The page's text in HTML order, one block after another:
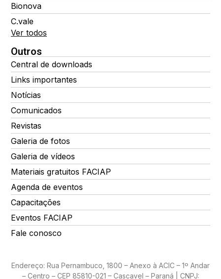
Bionova
C.vale
Ver todos
Outros
Central de downloads
Links importantes
Notícias
Comunicados
Revistas
Galeria de fotos
Galeria de vídeos
Materiais gratuitos FACIAP
Agenda de eventos
Capacitações
Eventos FACIAP
Fale conosco
Endereço: Rua Pernambuco, 1800 – Anexo à ACIC – 1º Andar
– Centro – CEP 85810-021 – Cascavel – Paraná | CNPJ: